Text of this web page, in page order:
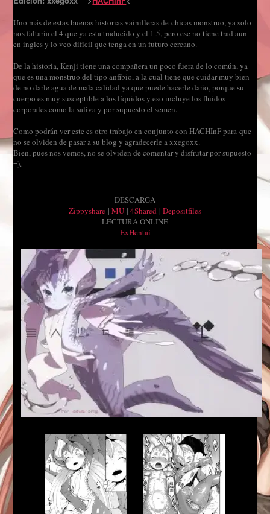
Uno más de estas buenas historias vainilleras de chicas monstruo, ya solo
nos faltaría el 4 que ya esta traducido y el 1.5, pero ese no tiene trad aun
en ingles y lo veo difícil que tenga en un futuro cercano.
De la historia, Kenji tiene una compañera un poco fuera de lo común, ya
que es una monstruo del tipo anfibio, a la cual tiene que cuidar muy bien
de no darle agua de mala calidad ya que puede hacerle daño, porque su
cuerpo es muy susceptible a los líquidos y eso incluye los fluidos
corporales como la saliva y por supuesto el semen.
Como podrán ver este es otro trabajo en conjunto con HACHInF para que
no se olviden de pasar a su blog y agradecerle a xxegoxx.
Bien, pues nos vemos, no se olviden de comentar y disfrutar por supuesto
=).
DESCARGA
Zippyshare | MU | 4Shared | Depositfiles
LECTURA ONLINE
ExHentai